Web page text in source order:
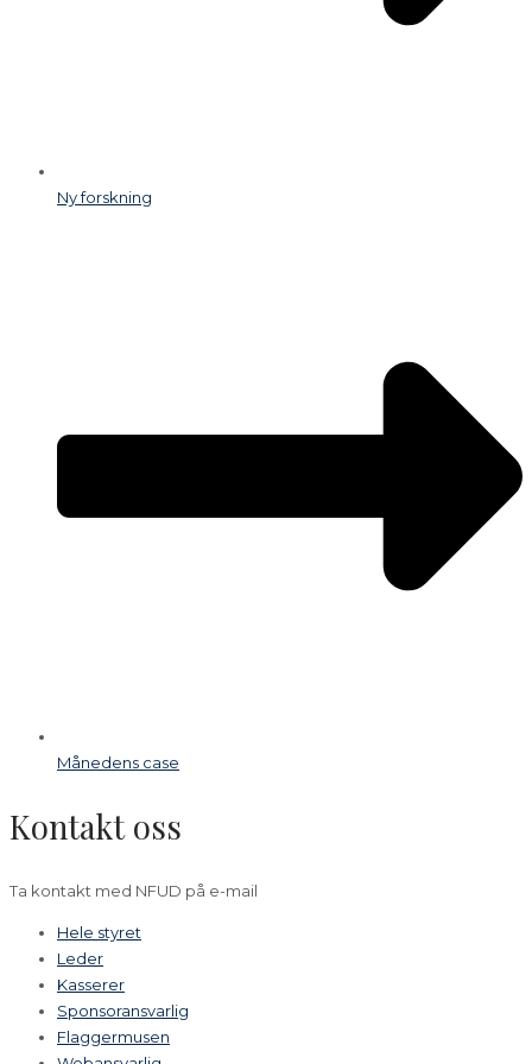
Ny forskning
Månedens case
Kontakt oss
Ta kontakt med NFUD på e-mail
Hele styret
Leder
Kasserer
Sponsoransvarlig
Flaggermusen